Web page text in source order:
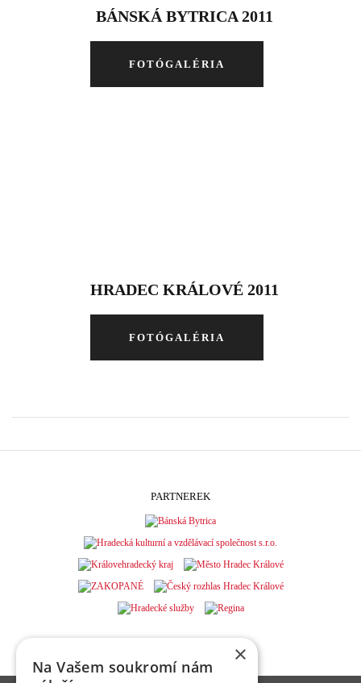
BÁNSKÁ BYTRICA 2011
FOTÓGALÉRIA
HRADEC KRÁLOVÉ 2011
FOTÓGALÉRIA
PARTNEREK
×
Na Vašem soukromí nám